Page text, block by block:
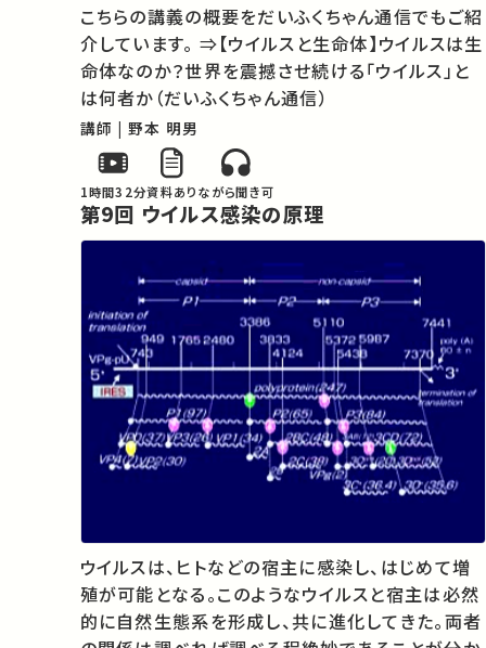
こちらの講義の概要をだいふくちゃん通信でもご紹
介しています。 ⇒【ウイルスと生命体】ウイルスは生
命体なのか？世界を震撼させ続ける「ウイルス」と
は何者か（だいふくちゃん通信）
講師 | 野本 明男
1時間32分資料ありながら聞き可
第9回 ウイルス感染の原理
ウイルスは、ヒトなどの宿主に感染し、はじめて増
殖が可能となる。このようなウイルスと宿主は必然
的に自然生態系を形成し、共に進化してきた。両者